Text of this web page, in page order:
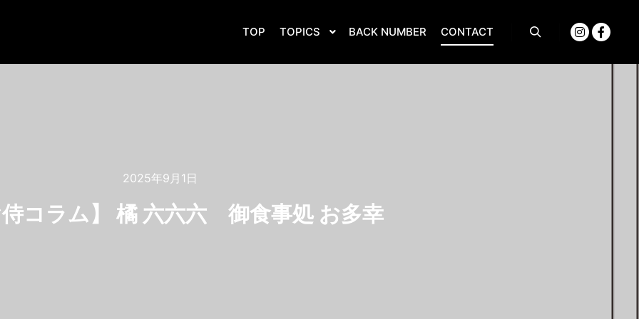
TOP TOPICS BACK NUMBER CONTACT
2025年9月1日
コラム】 橘 六六六 御食事処 お多幸